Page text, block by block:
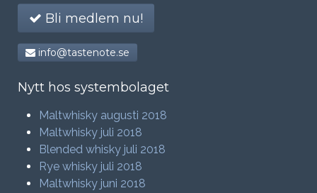
Bli medlem nu!
info@tastenote.se
Nytt hos systembolaget
Maltwhisky augusti 2018
Maltwhisky juli 2018
Blended whisky juli 2018
Rye whisky juli 2018
Maltwhisky juni 2018